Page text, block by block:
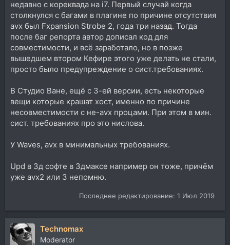
недавно с кореквада на i7. Первый случай когда
столкнулся с багами в плагине по причине отсутствия
avx был Fxpansion Strobe 2, года три назад. Тогда
после баг репорта автор дописал код для
совместимости, и всё заработало, но в позже
вышедшем втором Кефире этого уже делать не стали,
просто было предупреждение о сист.требованиях.
В Студио Ване, ещё с 3-ей версии, есть некоторые
вещи которые крашат хост, именно по причине
несовместимости с не-avx процами. При этом в мин.
сист. требованиях про это нислова.
У Waves, avx в минимальных требованиях.
Upd в 3д софте в 3дмаксе например он тоже, причём
уже avx2 или 3 непомню.
Последнее редактирование: 1 Июл 2019
Technomax
Moderator